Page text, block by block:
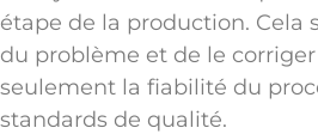
étape de la production. Cela
du problème et de le
seulement la fiabilité du
standards de qualité.